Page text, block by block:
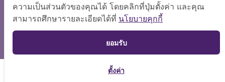
สงวนลิขสิทธิ์ © 2566 กองบริหารการคลัง
แสดงผลได้ดีที่ขนาดหน้าจอ 1024x768 pixel
แผนผังเว็บไซต์
TOP
ความเป็นส่วนตัวของคุณได้ โดยคลิกที่ปุ่มตั้งค่า และคุณ
สามารถศึกษารายละเอียดได้ที่ นโยบายคุกกี้
ยอมรับ
ตั้งค่า